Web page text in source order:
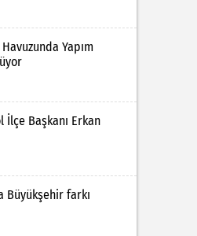
Yapım
İlçe Başkanı Erkan
Büyükşehir farkı